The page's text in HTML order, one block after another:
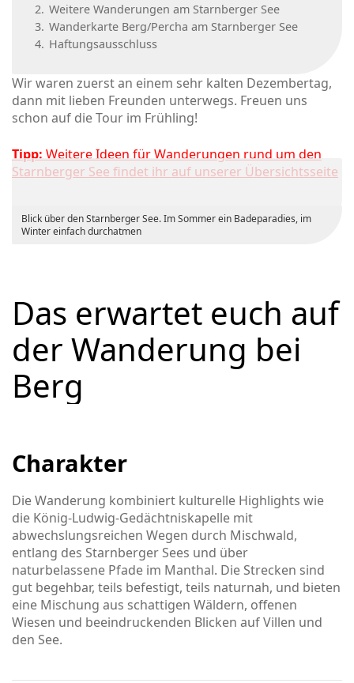
2. Weitere Wanderungen am Starnberger See
3. Wanderkarte Berg/Percha am Starnberger See
4. Haftungsausschluss
Wir waren zuerst an einem sehr kalten Dezembertag,
dann mit lieben Freunden unterwegs. Freuen uns
schon auf die Tour im Frühling!
Tipp: Weitere Ideen für Wanderungen rund um den
Starnberger See findet ihr auf unserer Übersichtsseite
Blick über den Starnberger See. Im Sommer ein Badeparadies, im
Winter einfach durchatmen
Das erwartet euch auf
der Wanderung bei
Berg
Charakter
Die Wanderung kombiniert kulturelle Highlights wie
die König-Ludwig-Gedächtniskapelle mit
abwechslungsreichen Wegen durch Mischwald,
entlang des Starnberger Sees und über
naturbelassene Pfade im Manthal. Die Strecken sind
gut begehbar, teils befestigt, teils naturnah, und bieten
eine Mischung aus schattigen Wäldern, offenen
Wiesen und beeindruckenden Blicken auf Villen und
den See.